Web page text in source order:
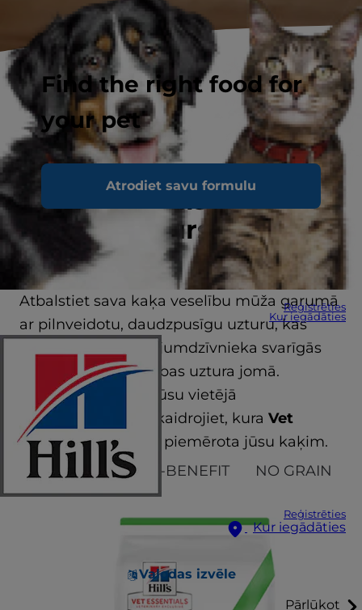
Find the right food for
your pet
Atrodiet savu formulu
Reģistrēties
Kur iegādāties
Reģistrēties
Kur iegādāties
Valodas izvēle
Pārlūkot
Vet Essentials Multi-
Benefit uzturs jūsu
kaķim
Atbalstiet sava kaķa veselību mūža garumā
ar pilnveidotu, daudzpusīgu uzturu, kas
apmierina jūsu lolojumdzīvnieka svarīgās
un unikālās vajadzības uztura jomā.
Pieejams tikai pie jūsu vietējā
veterinārārsta. Noskaidrojiet, kura Vet
Essentials barība ir piemērota jūsu kaķim.
KITTEN
MULTI-BENEFIT NO GRAIN